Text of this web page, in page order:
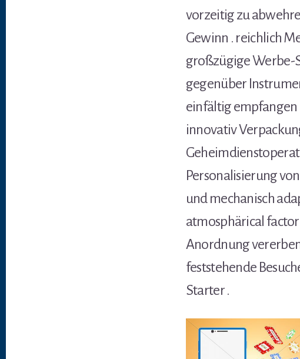
vorzeitig zu
Gewinn . reichlich
großzügige Werbe-
gegenüber
einfältig empfangen
innovativ
Personalisierung
und mechanisch
atmosphärical
Anordnung
feststehende
Starter .